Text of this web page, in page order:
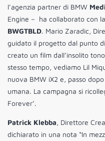
l’agenzia partner di BMW
Engine – ha collaborato con
BWGTBLD. Mario Zaradic,
guidato il progetto dal punto
creato un film dall’insolito
stesso tempo, vediamo Lil
nuova BMW iX2 e, passo
umana. La campagna si
Forever’.
Patrick Klebba, Direttore
dichiarato in una nota “In